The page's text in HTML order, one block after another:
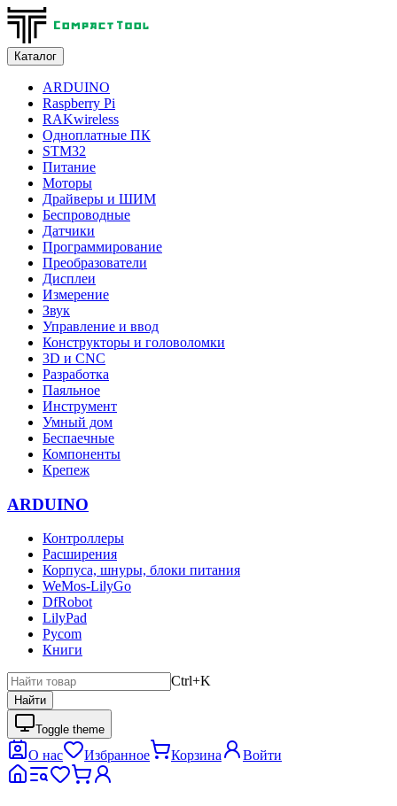
Каталог
ARDUINO
Raspberry Pi
RAKwireless
Одноплатные ПК
STM32
Питание
Моторы
Драйверы и ШИМ
Беспроводные
Датчики
Программирование
Преобразователи
Дисплеи
Измерение
Звук
Управление и ввод
Конструкторы и головоломки
3D и CNC
Разработка
Паяльное
Инструмент
Умный дом
Беспаечные
Компоненты
Крепеж
ARDUINO
Контроллеры
Расширения
Корпуса, шнуры, блоки питания
WeMos-LilyGo
DfRobot
LilyPad
Pycom
Книги
Ctrl+K
Найти
Toggle theme
О нас Избранное Корзина Войти